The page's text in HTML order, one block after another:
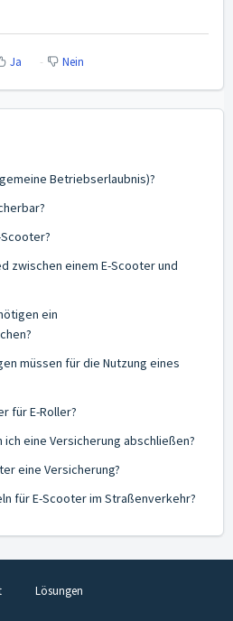
Ja Nein
Betriebserlaubnis)?
zwischen einem E-Scooter und
ein
müssen für die Nutzung eines
für E-Roller?
ich eine Versicherung abschließen?
eine Versicherung?
für E-Scooter im Straßenverkehr?
Lösungen